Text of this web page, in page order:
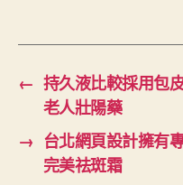
← 持久液比較採用包
老人壯陽藥
→ 台北網頁設計擁有
完美祛斑霜